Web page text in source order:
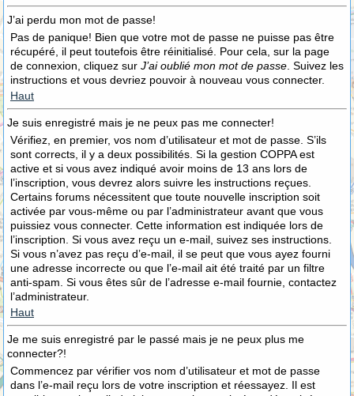
J’ai perdu mon mot de passe!
Pas de panique! Bien que votre mot de passe ne puisse pas être
récupéré, il peut toutefois être réinitialisé. Pour cela, sur la page
de connexion, cliquez sur J’ai oublié mon mot de passe . Suivez les
instructions et vous devriez pouvoir à nouveau vous connecter.
Haut
Je suis enregistré mais je ne peux pas me connecter!
Vérifiez, en premier, vos nom d’utilisateur et mot de passe. S’ils
sont corrects, il y a deux possibilités. Si la gestion COPPA est
active et si vous avez indiqué avoir moins de 13 ans lors de
l’inscription, vous devrez alors suivre les instructions reçues.
Certains forums nécessitent que toute nouvelle inscription soit
activée par vous-même ou par l’administrateur avant que vous
puissiez vous connecter. Cette information est indiquée lors de
l’inscription. Si vous avez reçu un e-mail, suivez ses instructions.
Si vous n’avez pas reçu d’e-mail, il se peut que vous ayez fourni
une adresse incorrecte ou que l’e-mail ait été traité par un filtre
anti-spam. Si vous êtes sûr de l’adresse e-mail fournie, contactez
l’administrateur.
Haut
Je me suis enregistré par le passé mais je ne peux plus me
connecter?!
Commencez par vérifier vos nom d’utilisateur et mot de passe
dans l’e-mail reçu lors de votre inscription et réessayez. Il est